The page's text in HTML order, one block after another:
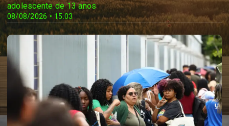
08/08/2026 • 15:03
adolescente de 13 anos